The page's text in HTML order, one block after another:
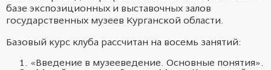
базе экспозиционных и выставочных залов
государственных музеев Курганской области.
Базовый курс клуба рассчитан на восемь занятий:
«Введение в музееведение. Основные понятия».